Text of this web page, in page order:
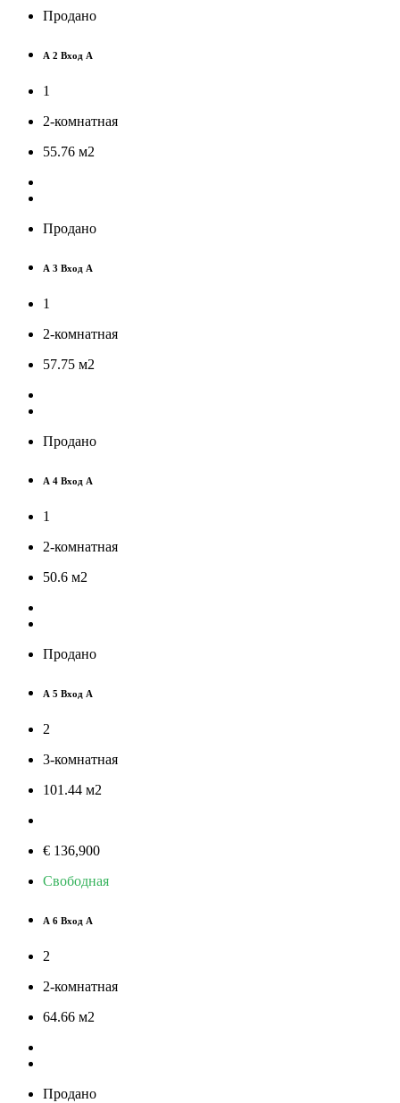
Продано
А 2 Вход А
1
2-комнатная
55.76 м2
Продано
А 3 Вход А
1
2-комнатная
57.75 м2
Продано
А 4 Вход А
1
2-комнатная
50.6 м2
Продано
А 5 Вход А
2
3-комнатная
101.44 м2
€ 136,900
Свободная
А 6 Вход А
2
2-комнатная
64.66 м2
Продано